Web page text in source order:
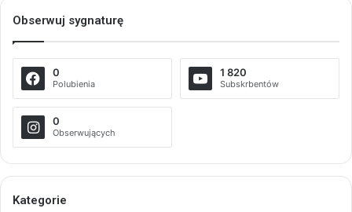
Obserwuj sygnaturę
0
Polubienia
1 820
Subskrbentów
0
Obserwujących
Kategorie